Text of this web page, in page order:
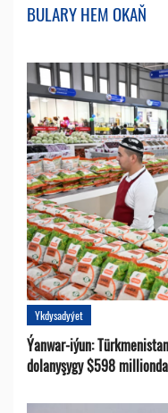
BULARY HEM OKAŇ
Ykdysadyýet
Ýanwar-iýun:
dolanyşygy $598